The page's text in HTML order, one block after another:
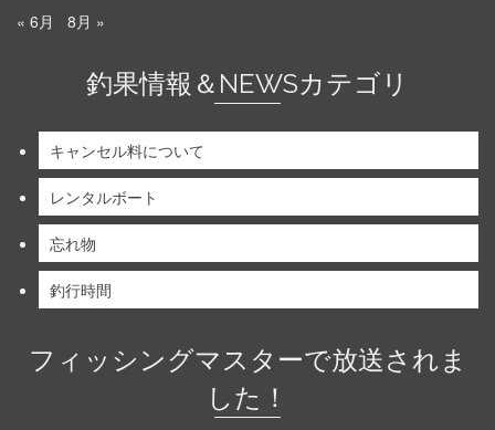
« 6月
8月 »
釣果情報＆NEWSカテゴリ
キャンセル料について
レンタルボート
忘れ物
釣行時間
フィッシングマスターで放送されま
した！